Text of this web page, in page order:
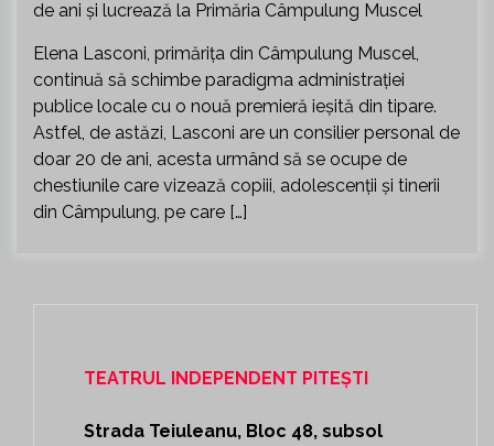
Elena Lasconi, primărița din Câmpulung Muscel,
continuă să schimbe paradigma administrației
publice locale cu o nouă premieră ieșită din tipare.
Astfel, de astăzi, Lasconi are un consilier personal de
doar 20 de ani, acesta urmând să se ocupe de
chestiunile care vizează copiii, adolescenții și tinerii
din Câmpulung, pe care […]
TEATRUL INDEPENDENT PITEȘTI
Strada Teiuleanu, Bloc 48, subsol